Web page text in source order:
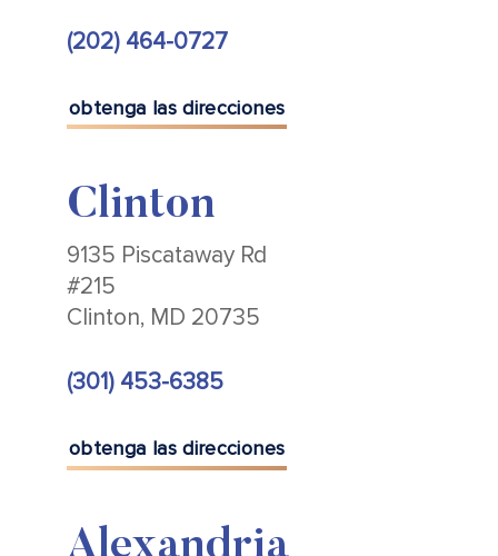
(202) 464-0727
obtenga las direcciones
Clinton
9135 Piscataway Rd
#215
Clinton, MD 20735
(301) 453-6385
obtenga las direcciones